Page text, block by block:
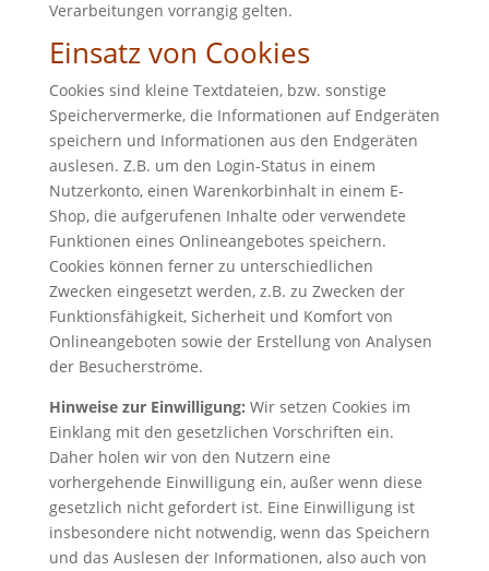
Verarbeitungen vorrangig gelten.
Einsatz von Cookies
Cookies sind kleine Textdateien, bzw. sonstige
Speichervermerke, die Informationen auf Endgeräten
speichern und Informationen aus den Endgeräten
auslesen. Z.B. um den Login-Status in einem
Nutzerkonto, einen Warenkorbinhalt in einem E-
Shop, die aufgerufenen Inhalte oder verwendete
Funktionen eines Onlineangebotes speichern.
Cookies können ferner zu unterschiedlichen
Zwecken eingesetzt werden, z.B. zu Zwecken der
Funktionsfähigkeit, Sicherheit und Komfort von
Onlineangeboten sowie der Erstellung von Analysen
der Besucherströme.
Hinweise zur Einwilligung: Wir setzen Cookies im
Einklang mit den gesetzlichen Vorschriften ein.
Daher holen wir von den Nutzern eine
vorhergehende Einwilligung ein, außer wenn diese
gesetzlich nicht gefordert ist. Eine Einwilligung ist
insbesondere nicht notwendig, wenn das Speichern
und das Auslesen der Informationen, also auch von